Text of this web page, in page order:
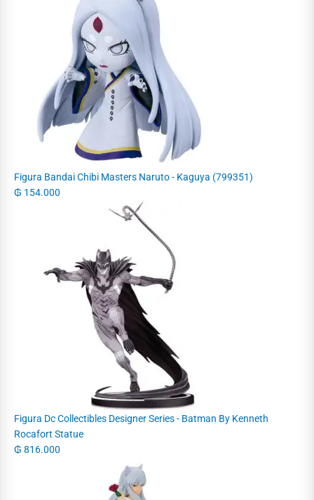
Figura Bandai Chibi Masters Naruto - Kaguya (799351)
₲ 154.000
Figura Dc Collectibles Designer Series - Batman By Kenneth
Rocafort Statue
₲ 816.000